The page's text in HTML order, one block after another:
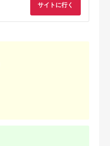
サイトに行く